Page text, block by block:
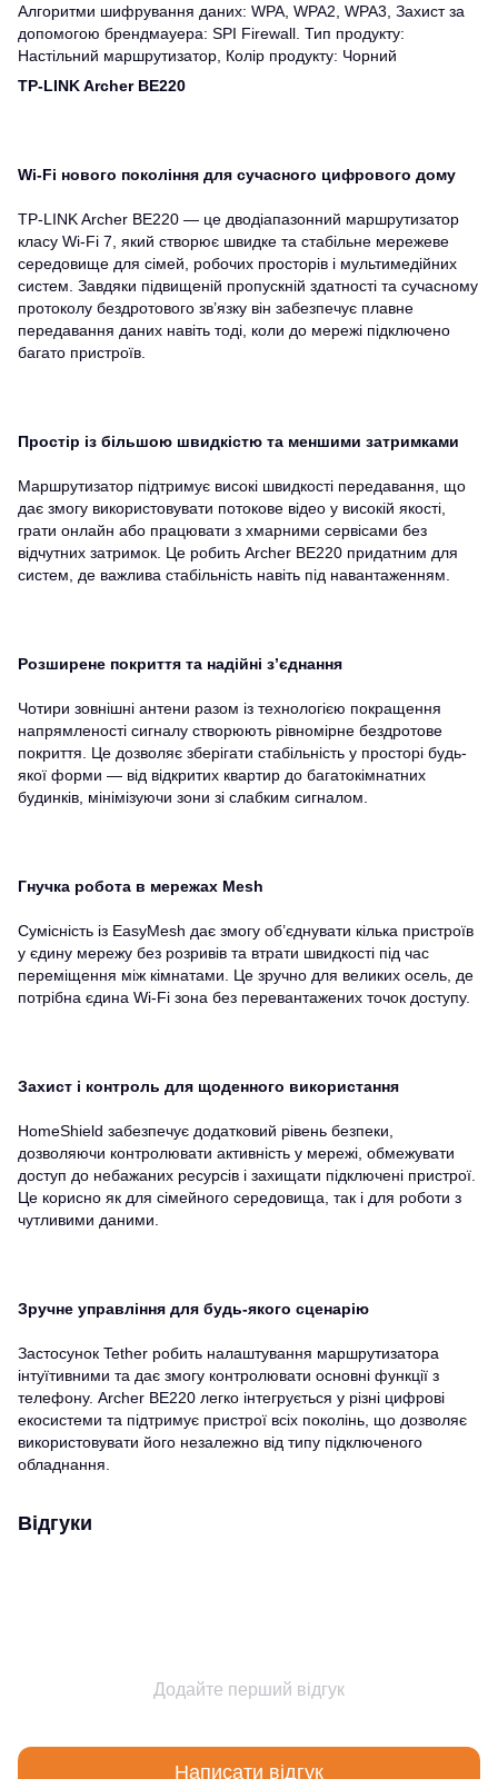
Алгоритми шифрування даних: WPA, WPA2, WPA3, Захист за
допомогою брендмауера: SPI Firewall. Тип продукту:
Настільний маршрутизатор, Колір продукту: Чорний
TP-LINK Archer BE220
Wi-Fi нового покоління для сучасного цифрового дому
TP-LINK Archer BE220 — це дводіапазонний маршрутизатор
класу Wi-Fi 7, який створює швидке та стабільне мережеве
середовище для сімей, робочих просторів і мультимедійних
систем. Завдяки підвищеній пропускній здатності та сучасному
протоколу бездротового зв’язку він забезпечує плавне
передавання даних навіть тоді, коли до мережі підключено
багато пристроїв.
Простір із більшою швидкістю та меншими затримками
Маршрутизатор підтримує високі швидкості передавання, що
дає змогу використовувати потокове відео у високій якості,
грати онлайн або працювати з хмарними сервісами без
відчутних затримок. Це робить Archer BE220 придатним для
систем, де важлива стабільність навіть під навантаженням.
Розширене покриття та надійні з’єднання
Чотири зовнішні антени разом із технологією покращення
напрямленості сигналу створюють рівномірне бездротове
покриття. Це дозволяє зберігати стабільність у просторі будь-
якої форми — від відкритих квартир до багатокімнатних
будинків, мінімізуючи зони зі слабким сигналом.
Гнучка робота в мережах Mesh
Сумісність із EasyMesh дає змогу об’єднувати кілька пристроїв
у єдину мережу без розривів та втрати швидкості під час
переміщення між кімнатами. Це зручно для великих осель, де
потрібна єдина Wi-Fi зона без перевантажених точок доступу.
Захист і контроль для щоденного використання
HomeShield забезпечує додатковий рівень безпеки,
дозволяючи контролювати активність у мережі, обмежувати
доступ до небажаних ресурсів і захищати підключені пристрої.
Це корисно як для сімейного середовища, так і для роботи з
чутливими даними.
Зручне управління для будь-якого сценарію
Застосунок Tether робить налаштування маршрутизатора
інтуїтивними та дає змогу контролювати основні функції з
телефону. Archer BE220 легко інтегрується у різні цифрові
екосистеми та підтримує пристрої всіх поколінь, що дозволяє
використовувати його незалежно від типу підключеного
обладнання.
Відгуки
Додайте перший відгук
Написати відгук